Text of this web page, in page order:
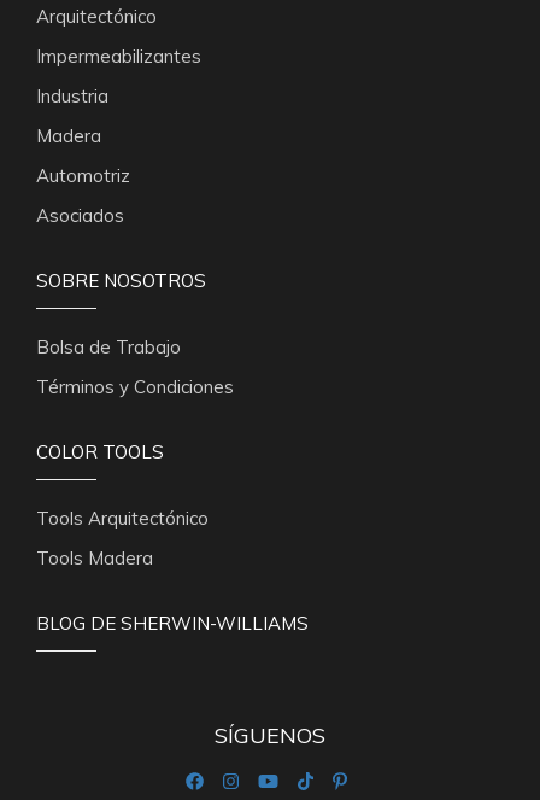
Arquitectónico
Impermeabilizantes
Industria
Madera
Automotriz
Asociados
SOBRE NOSOTROS
Bolsa de Trabajo
Términos y Condiciones
COLOR TOOLS
Tools Arquitectónico
Tools Madera
BLOG DE SHERWIN-WILLIAMS
SÍGUENOS